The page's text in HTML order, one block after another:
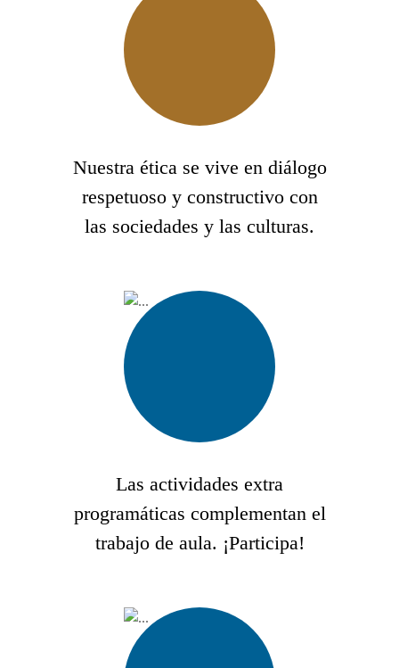
Nuestra ética se vive en diálogo
respetuoso y constructivo con
las sociedades y las culturas.
Las actividades extra
programáticas complementan el
trabajo de aula. ¡Participa!